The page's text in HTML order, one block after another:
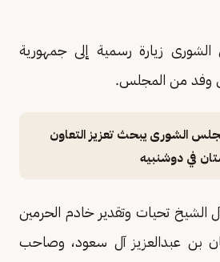
زيارة رسمية إلى جمهورية
وفد من المجلس.
الشورى يبحث تعزيز التعاون
في دوشنبيه
آل الشيخ تحيات وتقدير خادم الحرمين
بن عبدالعزيز آل سعود، وصاحب